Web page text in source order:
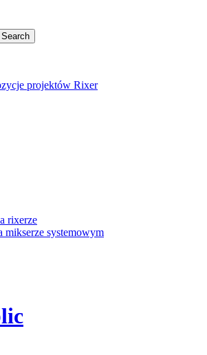
projektów Rixer
rixerze
mikserze systemowym